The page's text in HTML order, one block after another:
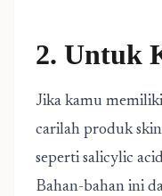
2. Untuk
Jika kamu
carilah produk
seperti salicylic
Bahan-bahan ini